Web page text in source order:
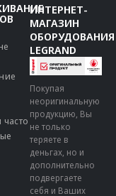
ИНТЕРНЕТ-
МАГАЗИН
ОБОРУДОВАНИЯ
LEGRAND
Покупая
неоригинальную
продукцию, Вы
не только
теряете в
деньгах, но и
дополнительно
подвергаете
себя и Ваших